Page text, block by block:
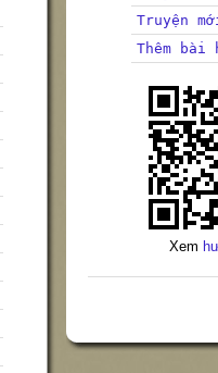
Truyện
Thêm bài
Xem